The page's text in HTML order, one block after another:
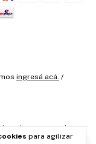
para agilizar
ingresá acá. /
reservados.